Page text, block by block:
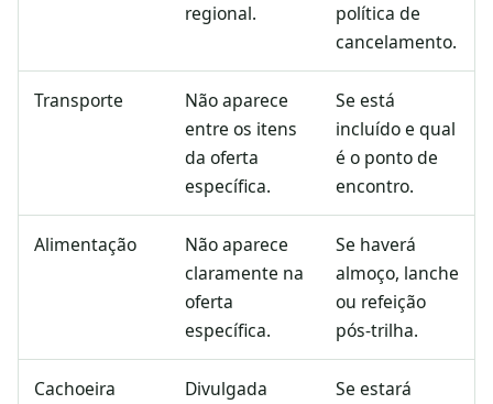
regional.
política de
cancelamento.
Transporte
Não aparece
entre os itens
da oferta
específica.
Se está
incluído e qual
é o ponto de
encontro.
Alimentação
Não aparece
claramente na
oferta
específica.
Se haverá
almoço, lanche
ou refeição
pós-trilha.
Cachoeira
Divulgada
Se estará